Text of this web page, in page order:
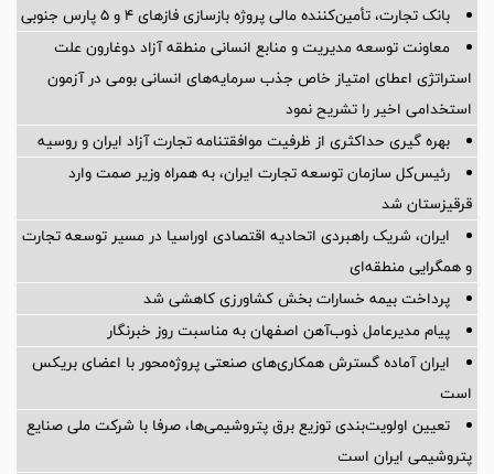
بانک تجارت، تأمین‌کننده مالی پروژه بازسازی فازهای ۴ و ۵ پارس جنوبی
معاونت توسعه مدیریت و منابع انسانی منطقه آزاد دوغارون علت
استراتژی اعطای امتیاز خاص جذب سرمایه‌های انسانی بومی در آزمون
استخدامی اخیر را تشریح نمود
بهره گیری حداکثری از ظرفیت موافقتنامه تجارت آزاد ایران و روسیه
رئیس‌کل سازمان توسعه تجارت ایران، به همراه وزیر صمت وارد
قرقیزستان شد
ایران، شریک راهبردی اتحادیه اقتصادی اوراسیا در مسیر توسعه تجارت
و همگرایی منطقه‌ای
پرداخت بیمه خسارات بخش کشاورزی کاهشی شد
پیام مدیرعامل ذوب‌آهن اصفهان به مناسبت روز خبرنگار
ایران آماده گسترش همکاری‌های صنعتی پروژه‌محور با اعضای بریکس
است
تعیین اولویت‌بندی توزیع برق پتروشیمی‌ها، صرفا با شرکت ملی صنایع
پتروشیمی ایران است